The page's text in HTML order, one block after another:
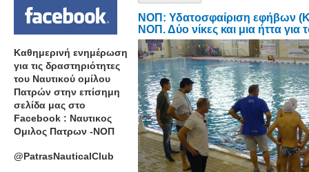
Καθημερινή ενημέρωση
για τις δραστηριότητες
του Ναυτικού ομίλου
Πατρών στην επίσημη
σελίδα μας στο
Facebook : Ναυτικος
Ομιλος Πατρων -ΝΟΠ
@PatrasNauticalClub
ΝΟΠ: Υδατοσφαίριση εφήβων
ΝΟΠ. Δύο νίκες και μια ήττα για